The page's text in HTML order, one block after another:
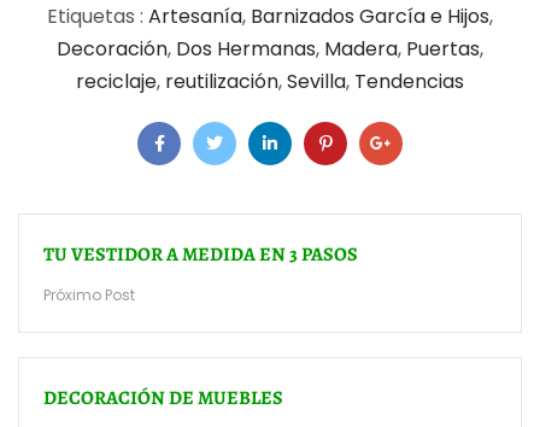
Etiquetas : Artesanía, Barnizados García e Hijos,
Decoración, Dos Hermanas, Madera, Puertas,
reciclaje, reutilización,Sevilla, Tendencias
TU VESTIDOR A MEDIDA EN 3 PASOS
Próximo Post
DECORACIÓN DE MUEBLES